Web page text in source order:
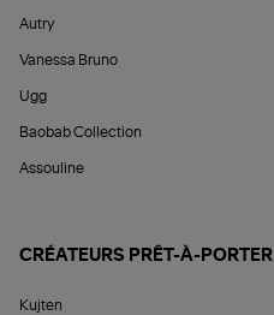
Autry
Vanessa Bruno
Ugg
Baobab Collection
Assouline
CRÉATEURS PRÊT-À-PORTER
Kujten